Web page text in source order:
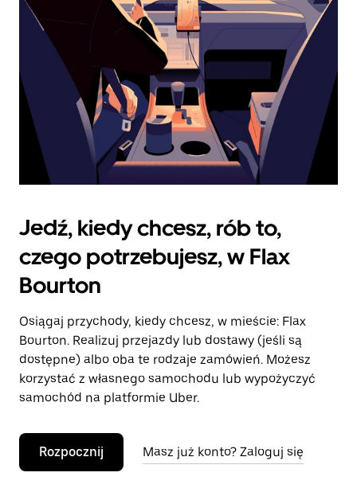
kalendarz.
Jedź, kiedy chcesz, rób to,
czego potrzebujesz, w Flax
Bourton
Osiągaj przychody, kiedy chcesz, w mieście: Flax
Bourton. Realizuj przejazdy lub dostawy (jeśli są
dostępne) albo oba te rodzaje zamówień. Możesz
korzystać z własnego samochodu lub wypożyczyć
samochód na platformie Uber.
Rozpocznij Masz już konto? Zaloguj się